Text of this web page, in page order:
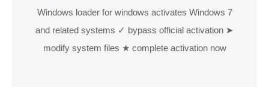
Windows loader for windows activates Windows 7
and related systems ✓ bypass official activation ➤
modify system files ★ complete activation now